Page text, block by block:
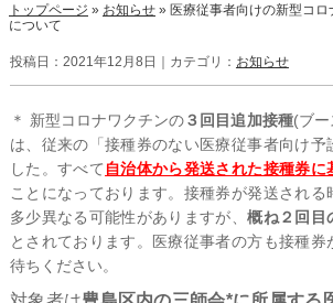
トップページ » お知らせ » 医療従事者向けの新型コ
について
投稿日：2021年12月8日｜カテゴリ： お知らせ
＊ 新型コロナワクチンの３回目追加接種(ブー
は、従来の「接種券のない医療従事者向け予
した。すべて 自治体から発送された接種券に
ことになっております。接種券が発送される
多少異なる可能性がありますが、概ね２回目
とされております。医療従事者の方も接種券
待ちください。